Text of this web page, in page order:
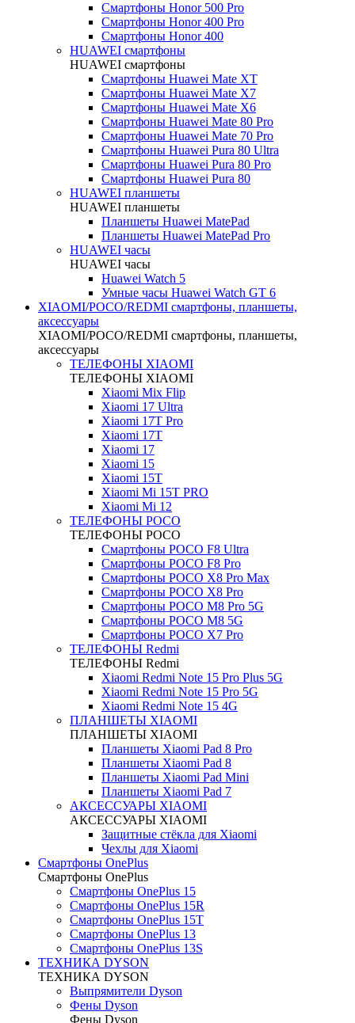
Смартфоны Honor 500 Pro
Смартфоны Honor 400 Pro
Смартфоны Honor 400
HUAWEI cмартфоны
HUAWEI cмартфоны
Смартфоны Huawei Mate XT
Смартфоны Huawei Mate X7
Смартфоны Huawei Mate X6
Смартфоны Huawei Mate 80 Pro
Смартфоны Huawei Mate 70 Pro
Смартфоны Huawei Pura 80 Ultra
Смартфоны Huawei Pura 80 Pro
Смартфоны Huawei Pura 80
HUAWEI планшеты
HUAWEI планшеты
Планшеты Huawei MatePad
Планшеты Huawei MatePad Pro
HUAWEI часы
HUAWEI часы
Huawei Watch 5
Умные часы Huawei Watch GT 6
XIAOMI/POCO/REDMI cмартфоны, планшеты,
аксессуары
XIAOMI/POCO/REDMI cмартфоны, планшеты,
аксессуары
ТЕЛЕФОНЫ XIAOMI
ТЕЛЕФОНЫ XIAOMI
Xiaomi Mix Flip
Xiaomi 17 Ultra
Xiaomi 17T Pro
Xiaomi 17T
Xiaomi 17
Xiaomi 15
Xiaomi 15T
Xiaomi Mi 15T PRO
Xiaomi Mi 12
ТЕЛЕФОНЫ POCO
ТЕЛЕФОНЫ POCO
Смартфоны POCO F8 Ultra
Смартфоны POCO F8 Pro
Смартфоны POCO X8 Pro Max
Смартфоны POCO X8 Pro
Смартфоны POCO M8 Pro 5G
Смартфоны POCO M8 5G
Смартфоны POCO X7 Pro
ТЕЛЕФОНЫ Redmi
ТЕЛЕФОНЫ Redmi
Xiaomi Redmi Note 15 Pro Plus 5G
Xiaomi Redmi Note 15 Pro 5G
Xiaomi Redmi Note 15 4G
ПЛАНШЕТЫ XIAOMI
ПЛАНШЕТЫ XIAOMI
Планшеты Xiaomi Pad 8 Pro
Планшеты Xiaomi Pad 8
Планшеты Xiaomi Pad Mini
Планшеты Xiaomi Pad 7
АКСЕССУАРЫ XIAOMI
АКСЕССУАРЫ XIAOMI
Защитные стёкла для Xiaomi
Чехлы для Xiaomi
Смартфоны OnePlus
Смартфоны OnePlus
Смартфоны OnePlus 15
Смартфоны OnePlus 15R
Смартфоны OnePlus 15T
Смартфоны OnePlus 13
Смартфоны OnePlus 13S
ТЕХНИКА DYSON
ТЕХНИКА DYSON
Выпрямители Dyson
Фены Dyson
Фены Dyson